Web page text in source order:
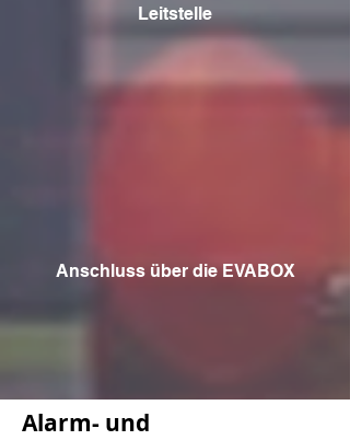
Leitstelle
Anschluss über die EVABOX
Alarm- und